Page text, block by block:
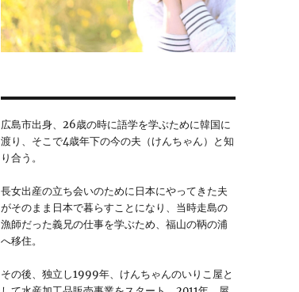
広島市出身、26歳の時に語学を学ぶために韓国に
渡り、そこで4歳年下の今の夫（けんちゃん）と知
り合う。
長女出産の立ち会いのために日本にやってきた夫
がそのまま日本で暮らすことになり、当時走島の
漁師だった義兄の仕事を学ぶため、福山の鞆の浦
へ移住。
その後、独立し1999年、けんちゃんのいりこ屋と